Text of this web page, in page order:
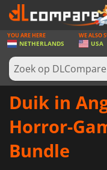
SPELLEN
GAME CARDS
SOFTWARE
YOU ARE HERE
NETHERLANDS
WE ALSO
USA
Duik in
Horror-
Bundle